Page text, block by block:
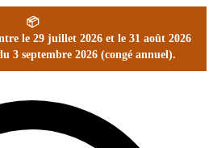
📦
le 29 juillet 2026 et le 31 août 2026
3 septembre 2026 (congé annuel).